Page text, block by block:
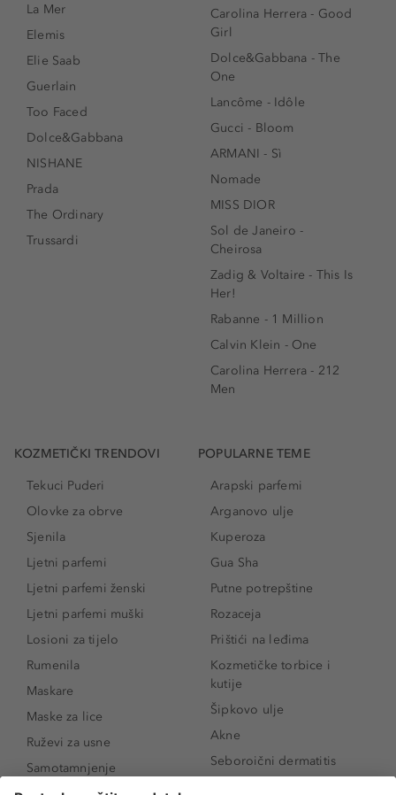
La Mer
Elemis
Elie Saab
Guerlain
Too Faced
Dolce&Gabbana
NISHANE
Prada
The Ordinary
Trussardi
Carolina Herrera - Good
Girl
Dolce&Gabbana - The
One
Lancôme - Idôle
Gucci - Bloom
ARMANI - Sì
Nomade
MISS DIOR
Sol de Janeiro -
Cheirosa
Zadig & Voltaire - This Is
Her!
Rabanne - 1 Million
Calvin Klein - One
Carolina Herrera - 212
Men
KOZMETIČKI TRENDOVI
Tekuci Puderi
Olovke za obrve
Sjenila
Ljetni parfemi
Ljetni parfemi ženski
Ljetni parfemi muški
Losioni za tijelo
Rumenila
Maskare
Maske za lice
Ruževi za usne
Samotamnjenje
POPULARNE TEME
Arapski parfemi
Arganovo ulje
Kuperoza
Gua Sha
Putne potrepštine
Rozaceja
Prištići na leđima
Kozmetičke torbice i
kutije
Šipkovo ulje
Akne
Seboroični dermatitis